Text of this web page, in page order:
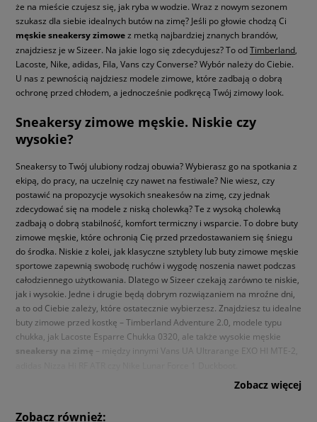
że na mieście czujesz się, jak ryba w wodzie. Wraz z nowym sezonem
szukasz dla siebie idealnych butów na zimę? Jeśli po głowie chodzą Ci
męskie sneakersy zimowez metką najbardziej znanych brandów,
znajdziesz je w Sizeer. Na jakie logo się zdecydujesz? To odTimberland
Lacoste, Nike, adidas, Fila, Vans czy Converse? Wybór należy do Ciebie.
U nas z pewnością najdziesz modele zimowe, które zadbają o dobrą
ochronę przed chłodem, a jednocześnie podkręcą Twój zimowy look.
Sneakersy zimowe męskie. Niskie czy
wysokie?
Sneakersy to Twój ulubiony rodzaj obuwia? Wybierasz go na spotkania z
ekipą, do pracy, na uczelnię czy nawet na festiwale? Nie wiesz, czy
postawić na propozycje wysokich sneakesów na zimę, czy jednak
zdecydować się na modele z niską cholewką? Te z wysoką cholewką
zadbają o dobrą stabilność, komfort termiczny i wsparcie. To dobre buty
zimowe męskie, które ochronią Cię przed przedostawaniem się śniegu
do środka. Niskie z kolei, jak klasyczne sztyblety lub buty zimowe męskie
sportowe zapewnią swobodę ruchów i wygodę noszenia nawet podczas
całodziennego użytkowania. Dlatego w Sizeer czekają zarówno te niskie,
jak i wysokie. Jedne i drugie będą dobrym rozwiązaniem na mroźne dni,
a to od Ciebie zależy, które ostatecznie wybierzesz. Znajdziesz tu idealne
buty zimowe przed kostkę – Timberland Adventure 2.0, modele typu
chukka, jak Lacoste Esparre Chukka 0320, ale także wysokie męskie
sneakersy na zimę – między innymi Vans UA Ultrarange EXO HI MTE-2,
zimowe męskie w Twoim stylu
Zobacz więcej
Zobacz również: